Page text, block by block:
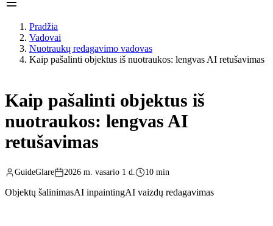
Pradžia
Vadovai
Nuotraukų redagavimo vadovas
Kaip pašalinti objektus iš nuotraukos: lengvas AI retušavimas
Kaip pašalinti objektus iš
nuotraukos: lengvas AI
retušavimas
GuideGlare 2026 m. vasario 1 d. 10 min
Objektų šalinimasAI inpaintingAI vaizdų redagavimas